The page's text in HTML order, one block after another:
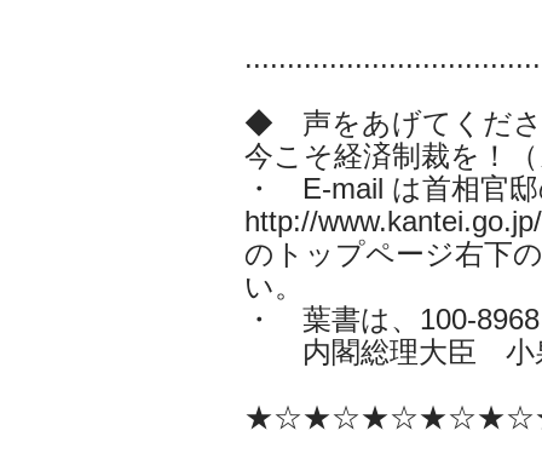
◆ 声をあげてく
今こそ経済制裁を！
・ E-mail は首相官
http://www.kantei.go.jp/
のトップページ右下
い。
・ 葉書は、100-
内閣総理大臣 小